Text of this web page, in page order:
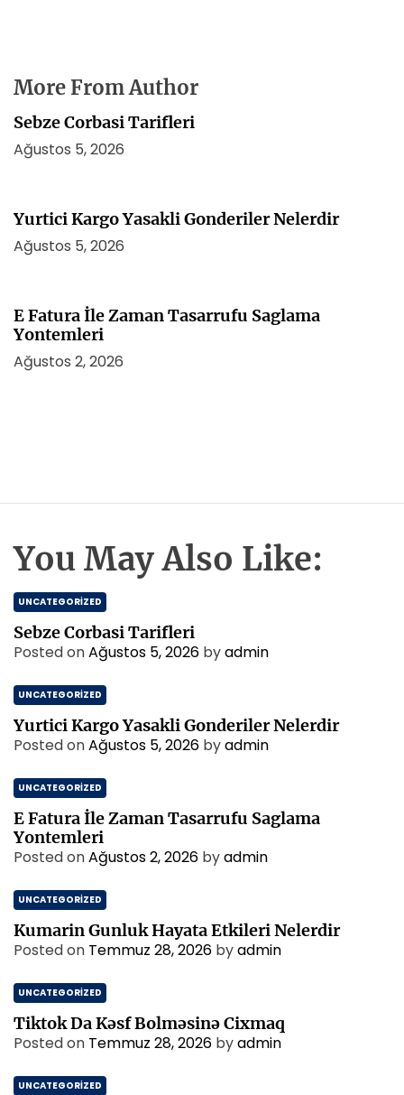
More From Author
Sebze Corbasi Tarifleri
Ağustos 5, 2026
Yurtici Kargo Yasakli Gonderiler Nelerdir
Ağustos 5, 2026
E Fatura İle Zaman Tasarrufu Saglama
Yontemleri
Ağustos 2, 2026
You May Also Like:
UNCATEGORIZED
Sebze Corbasi Tarifleri
Posted onAğustos 5, 2026 byadmin
UNCATEGORIZED
Yurtici Kargo Yasakli Gonderiler Nelerdir
Posted onAğustos 5, 2026 byadmin
UNCATEGORIZED
E Fatura İle Zaman Tasarrufu Saglama
Yontemleri
Posted onAğustos 2, 2026 byadmin
UNCATEGORIZED
Kumarin Gunluk Hayata Etkileri Nelerdir
Posted on Temmuz 28, 2026 byadmin
UNCATEGORIZED
Tiktok Da Kəsf Bolməsinə Cixmaq
Posted on Temmuz 28, 2026 byadmin
UNCATEGORIZED